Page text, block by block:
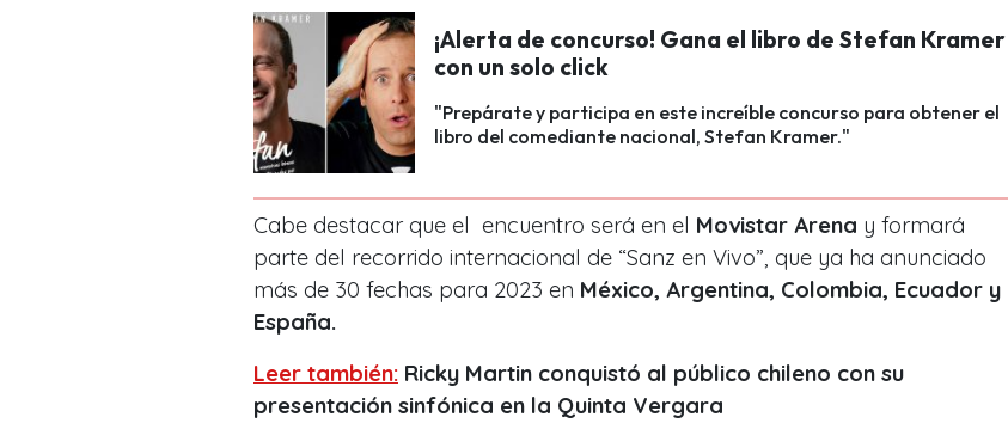
¡Alerta de concurso! Gana el libro de Stefan Kramer
con un solo click
"Prepárate y participa en este increíble concurso para obtener el
libro del comediante nacional, Stefan Kramer."
Cabe destacar que el encuentro será en el Movistar Arena y formará
parte del recorrido internacional de “Sanz en Vivo”, que ya ha anunciado
más de 30 fechas para 2023 en México, Argentina, Colombia, Ecuador y
España.
Leer también: Ricky Martin conquistó al público chileno con su
presentación sinfónica en la Quinta Vergara